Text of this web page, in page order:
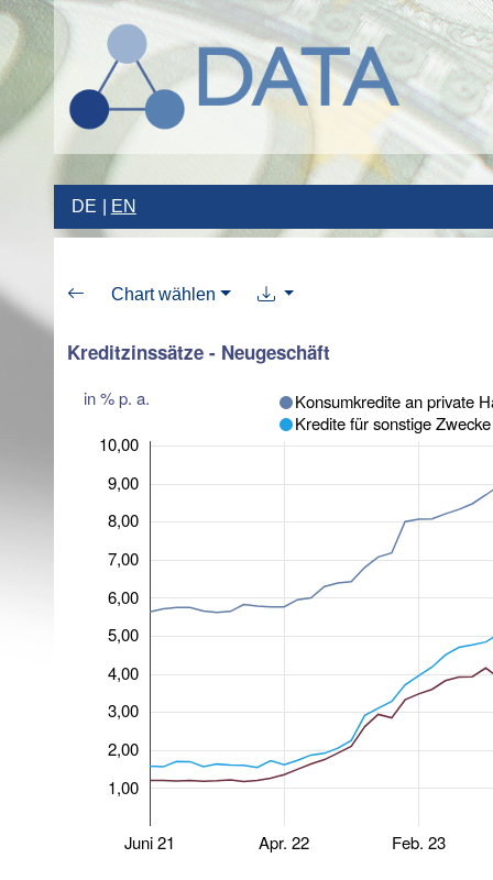
DE EN
Chart wählen
Kreditzinssätze - Neugeschäft
in % p. a.
Juni 21 Apr. 22 Feb. 23
1,00
2,00
3,00
4,00
5,00
6,00
7,00
8,00
9,00
10,00
Konsumkredite an private
Kredite für sonstige